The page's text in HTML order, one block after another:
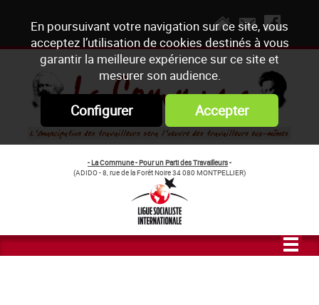
En poursuivant votre navigation sur ce site, vous
acceptez l’utilisation de cookies destinés à vous
garantir la meilleure expérience sur ce site et
mesurer son audience.
Configurer Accepter
- La Commune - Pour un Parti des Travailleurs-
(ADIDO - 8, rue de la Forêt Noire 34 080 MONTPELLIER)